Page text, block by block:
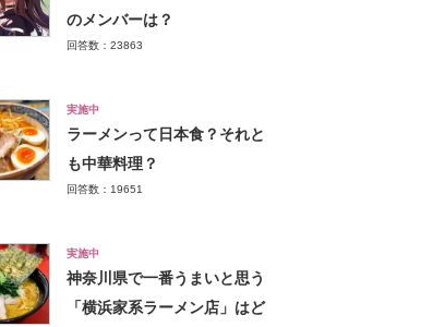
のメンバーは？
回答数：23863
実施中
ラーメンって日本食？それと
も中華料理？
回答数：19651
実施中
神奈川県で一番うまいと思う
「横浜家系ラーメン店」はど